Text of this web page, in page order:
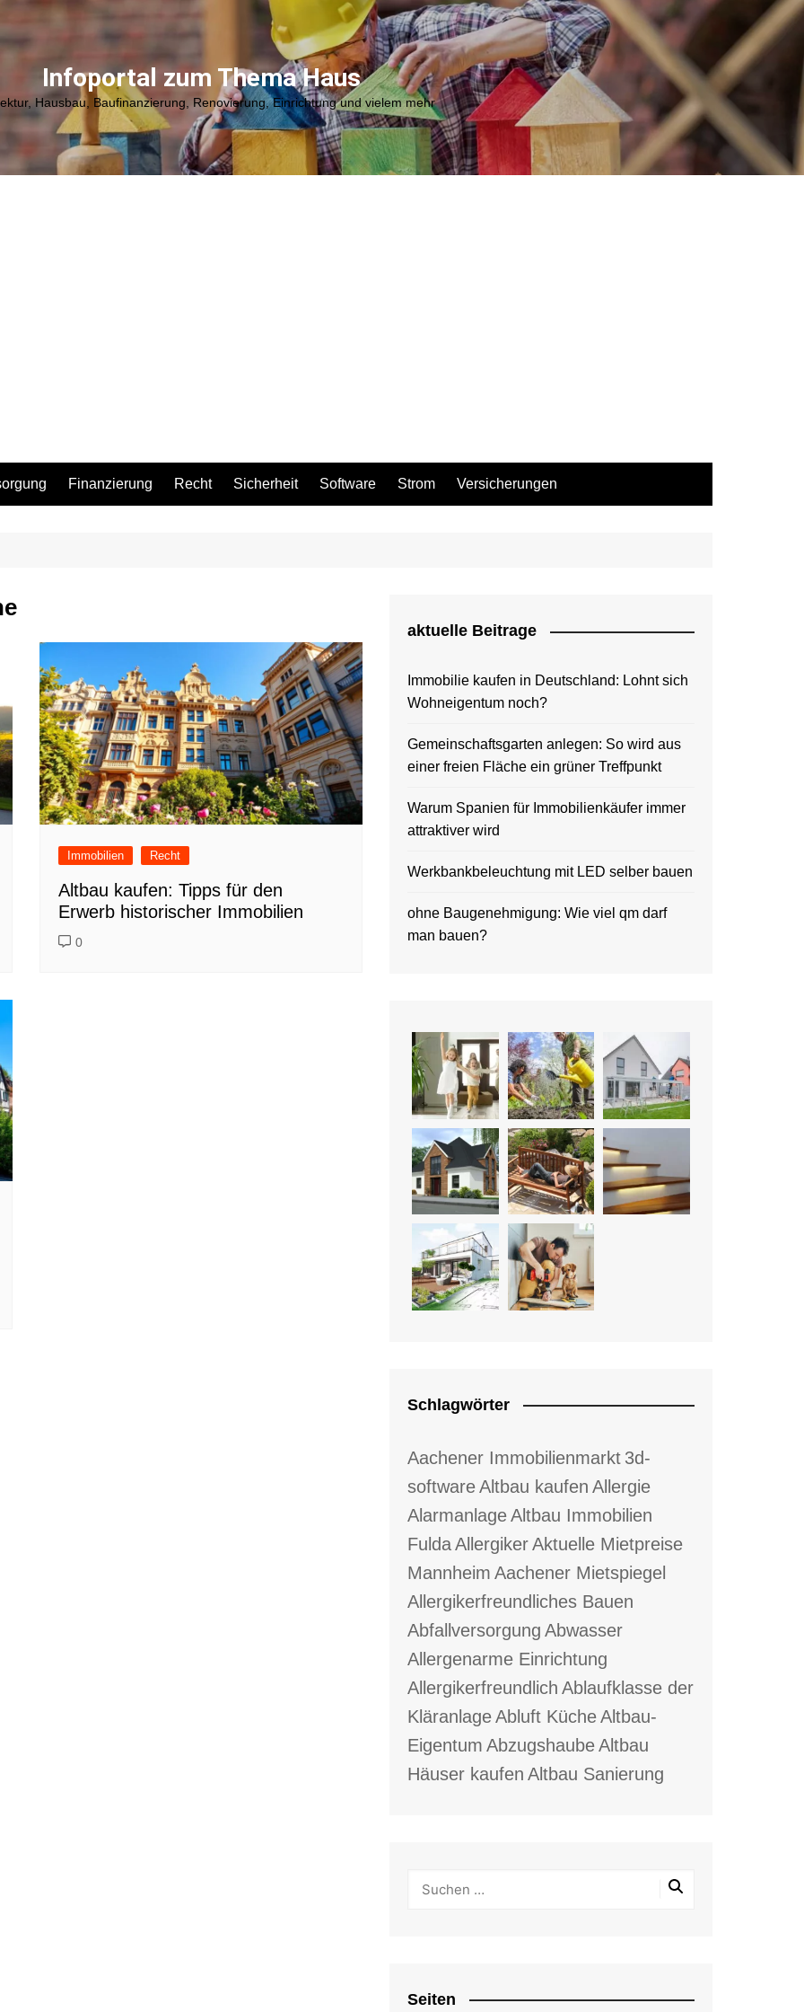
Infoportal zum Thema Haus
Hausbau, Baufinanzierung, Renovierung, Einrichtung und vielem mehr
Büro
Garten
Küche
Finanzierung Recht Sicherheit Software Strom Versicherungen
Immobilien Recht
Altbau kaufen: Tipps für den
Erwerb historischer Immobilien
0
aktuelle Beitrage
Immobilie kaufen in Deutschland: Lohnt sich
Wohneigentum noch?
Gemeinschaftsgarten anlegen: So wird aus
einer freien Fläche ein grüner Treffpunkt
Warum Spanien für Immobilienkäufer immer
attraktiver wird
Werkbankbeleuchtung mit LED selber bauen
ohne Baugenehmigung: Wie viel qm darf
man bauen?
Schlagwörter
Aachener Immobilienmarkt 3d-
softwareAltbau kaufen Allergie
AlarmanlageAltbau Immobilien
FuldaAllergikerAktuelle Mietpreise
Mannheim Aachener Mietspiegel
Allergikerfreundliches Bauen
Abfallversorgung Abwasser
Allergenarme Einrichtung
Allergikerfreundlich Ablaufklasse der
KläranlageAbluft KücheAltbau-
Eigentum AbzugshaubeAltbau
Häuser kaufen Altbau Sanierung
Seiten